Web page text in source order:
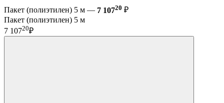
Пакет (полиэтилен) 5 м — 7 10720 ₽
Пакет (полиэтилен) 5 м
7 10720₽